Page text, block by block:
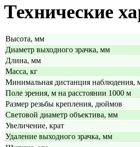
Технические
Высота, мм
Диаметр выходного зрачка, мм
Длина, мм
Масса, кг
Минимальная дистанция наблюдения,
Поле зрения, м на расстоянии 1000 м
Размер резьбы крепления, дюймов
Световой диаметр объектива, мм
Увеличение, крат
Удаление выходного зрачка, мм